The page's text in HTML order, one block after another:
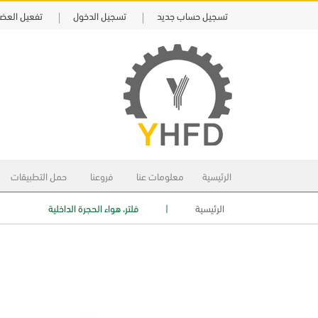
تسجيل حساب جديد تسجيل الدخول تفعيل
الرئيسية معلومات عنا فروعنا حمل التطبيقات
الرئيسية | فلتر، هواء الحجرة الداخلية